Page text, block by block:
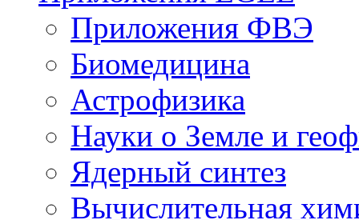
Приложения ФВЭ
Биомедицина
Астрофизика
Науки о Земле и
Ядерный синтез
Вычислительная